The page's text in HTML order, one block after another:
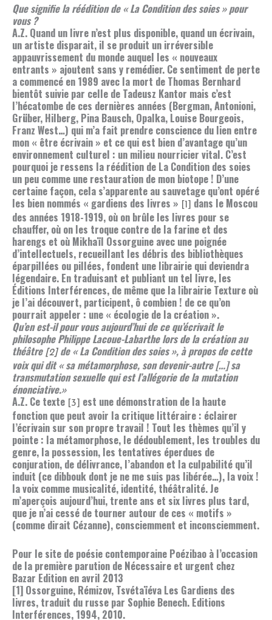
Que signifie la réédition de « La Condition des soies » pour
vous ?
A.Z. Quand un livre n’est plus disponible, quand un écrivain,
un artiste disparait, il se produit un irréversible
appauvrissement du monde auquel les « nouveaux
entrants » ajoutent sans y remédier. Ce sentiment de perte
a commencé en 1989 avec la mort de Thomas Bernhard
bientôt suivie par celle de Tadeusz Kantor mais c’est
l’hécatombe de ces dernières années (Bergman, Antonioni,
Grüber, Hilberg, Pina Bausch, Opalka, Louise Bourgeois,
Franz West…) qui m’a fait prendre conscience du lien entre
mon « être écrivain » et ce qui est bien d’avantage qu’un
environnement culturel : un milieu nourricier vital. C’est
pourquoi je ressens la réédition de La Condition des soies
un peu comme une restauration de mon biotope ! D’une
certaine façon, cela s’apparente au sauvetage qu’ont opéré
les bien nommés « gardiens des livres »
[1]
dans le Moscou
des années 1918-1919, où on brûle les livres pour se
chauffer, où on les troque contre de la farine et des
harengs et où Mikhaïl Ossorguine avec une poignée
d’intellectuels, recueillant les débris des bibliothèques
éparpillées ou pillées, fondent une librairie qui deviendra
légendaire. En traduisant et publiant un tel livre, les
Éditions Interférences, de même que la librairie Texture où
je l’ai découvert, participent, ô combien ! de ce qu’on
pourrait appeler : une « écologie de la création ».
Qu’en est-il pour vous aujourd’hui de ce qu’écrivait le
philosophe Philippe Lacoue-Labarthe lors de la création au
théâtre [2]de « La Condition des soies », à propos de cette
voix qui dit « sa métamorphose, son devenir-autre […] sa
transmutation sexuelle qui est l’allégorie de la mutation
énonciative.»
A.Z. Ce texte
[3]
est une démonstration de la haute
fonction que peut avoir la critique littéraire : éclairer
l’écrivain sur son propre travail ! Tout les thèmes qu’il y
pointe : la métamorphose, le dédoublement, les troubles du
genre, la possession, les tentatives éperdues de
conjuration, de délivrance, l’abandon et la culpabilité qu’il
induit (ce dibbouk dont je ne me suis pas libérée…), la voix !
la voix comme musicalité, identité, théâtralité. Je
m’aperçois aujourd’hui, trente ans et six livres plus tard,
que je n’ai cessé de tourner autour de ces « motifs »
(comme dirait Cézanne), consciemment et inconsciemment.
Pour le site de poésie contemporaine Poézibao à l’occasion
de la première parution de Nécessaire et urgent chez
Bazar Edition en avril 2013
[1] Ossorguine, Rémizov, Tsvétaïéva Les Gardiens des
livres, traduit du russe par Sophie Benech. Editions
Interférences, 1994, 2010.